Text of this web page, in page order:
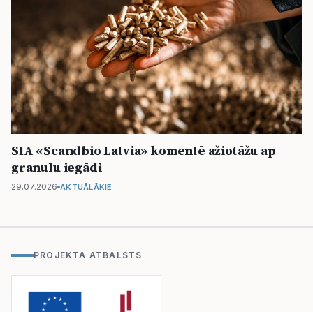
SIA «Scandbio Latvia» komentē ažiotāžu ap
granulu iegādi
29.07.2026 AKTUĀLĀKIE
PROJEKTA ATBALSTS